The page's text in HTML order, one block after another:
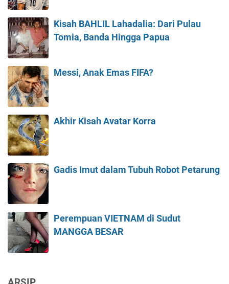
Kisah BAHLIL Lahadalia: Dari Pulau
Tomia, Banda Hingga Papua
Messi, Anak Emas FIFA?
Akhir Kisah Avatar Korra
Gadis Imut dalam Tubuh Robot Petarung
Perempuan VIETNAM di Sudut
MANGGA BESAR